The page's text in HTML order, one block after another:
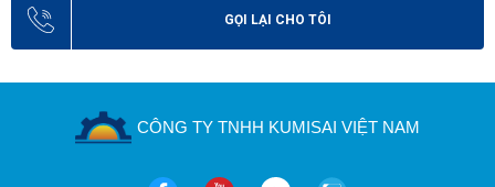
GỌI LẠI CHO TÔI
CÔNG TY TNHH KUMISAI VIỆT NAM